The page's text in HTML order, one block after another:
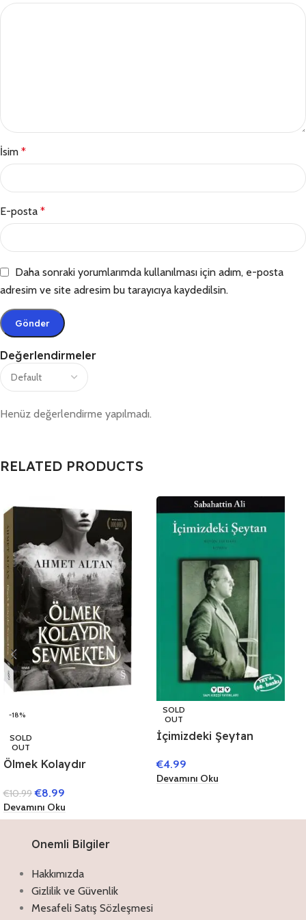
Değerlendirmeler
Henüz değerlendirme yapılmadı.
İsim *
E-posta *
Daha sonraki yorumlarımda kullanılması için adım, e-posta
adresim ve site adresim bu tarayıcıya kaydedilsin.
RELATED PRODUCTS
-18%
SOLD
OUT
Ölmek Kolaydır
€10.99 €8.99
Devamını Oku
SOLD
OUT
İçimizdeki Şeytan
€4.99
Devamını Oku
Onemli Bilgiler
Hakkımızda
Gizlilik ve Güvenlik
Mesafeli Satış Sözleşmesi